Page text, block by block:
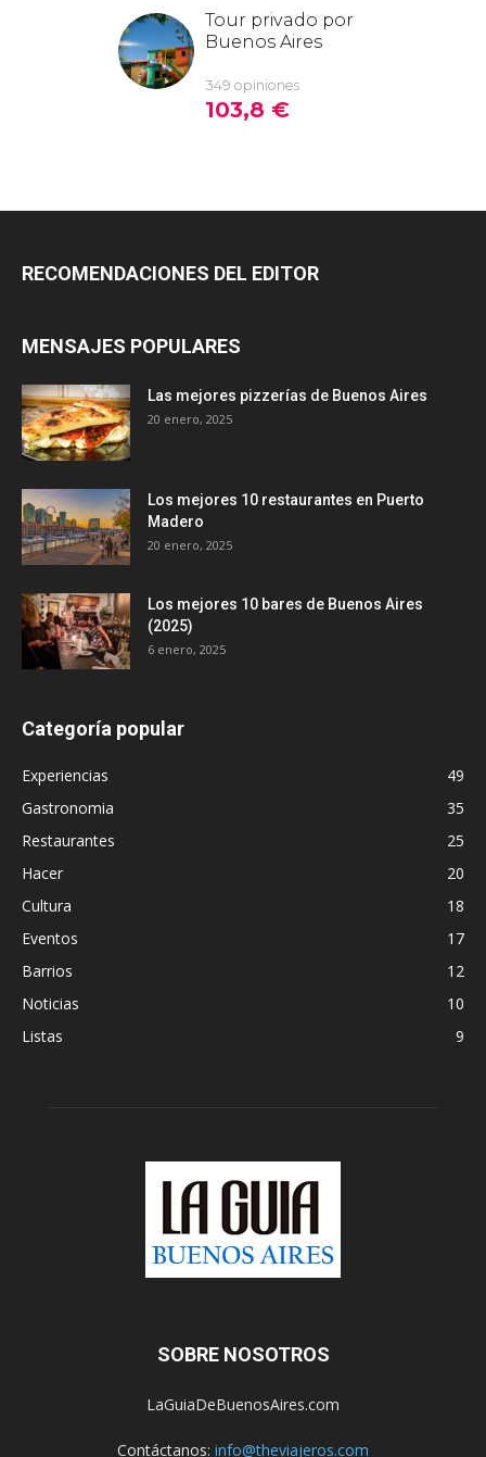
RECOMENDACIONES DEL EDITOR
MENSAJES POPULARES
Las mejores pizzerías de Buenos Aires
20 enero, 2025
Los mejores 10 restaurantes en Puerto
Madero
20 enero, 2025
Los mejores 10 bares de Buenos Aires
(2025)
6 enero, 2025
Categoría popular
Experiencias
49
Gastronomia
35
Restaurantes
25
Hacer
20
Cultura
18
Eventos
17
Barrios
12
Noticias
10
Listas
9
SOBRE NOSOTROS
LaGuiaDeBuenosAires.com
Contáctanos: info@theviajeros.com